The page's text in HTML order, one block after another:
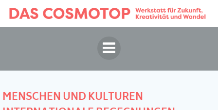
Springe
zum
Inhalt
MENSCHEN UND KULTUREN